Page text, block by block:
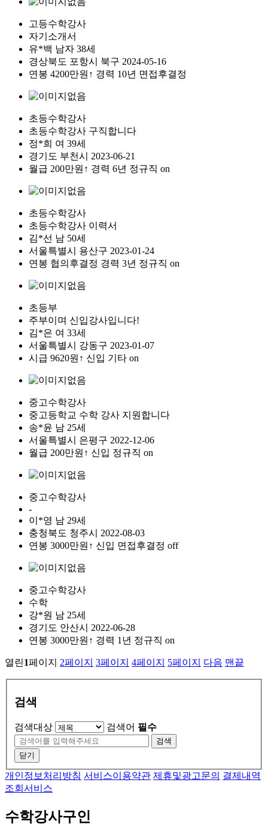
고등수학강사
자기소개서
유*백 남자 38세
경상북도 포항시 북구 2024-05-16
연봉 4200만원↑ 경력 10년 면접후결정
초등수학강사
초등수학강사 구직합니다
정*희 여 39세
경기도 부천시
2023-06-21
월급 200만원↑ 경력 6년 정규직 on
초등수학강사
초등수학강사 이력서
김*선 남 50세
서울특별시 용산구 2023-01-24
연봉 협의후결정 경력 3년 정규직 on
초등부
주부이며 신입강사입니다!
김*은 여 33세
서울특별시 강동구 2023-01-07
시급 9620원↑ 신입 기타 on
중고수학강사
중고등학교 수학 강사 지원합니다
송*윤 남 25세
서울특별시 은평구 2022-12-06
월급 200만원↑ 신입 정규직 on
중고수학강사
-
이*영 남 29세
충청북도 청주시
2022-08-03
연봉 3000만원↑ 신입 면접후결정 off
중고수학강사
수학
강*원 남 25세
경기도 안산시
2022-06-28
연봉 3000만원↑ 경력 1년 정규직 on
열린1페이지 2페이지 3페이지 4페이지 5페이지 다음 맨끝
검색
검색대상 검색어 필수
검색
닫기
개인정보처리방침 서비스이용약관 제휴및광고문의 결제내역
조회서비스
수학강사구인